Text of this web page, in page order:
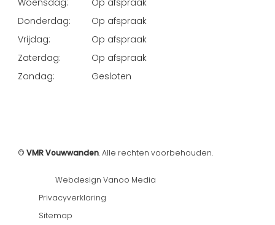
Woensdag:
Op afspraak
Donderdag:
Op afspraak
Vrijdag:
Op afspraak
Zaterdag:
Op afspraak
Zondag:
Gesloten
© VMR Vouwwanden. Alle rechten voorbehouden.
Webdesign Vanoo Media
Privacyverklaring
Sitemap